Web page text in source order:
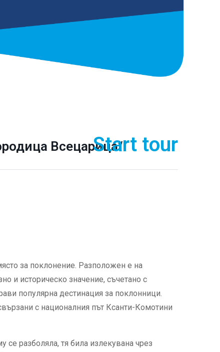
Всецарица“Start tour
за поклонение. Разположен е на
и историческо значение, съчетано с
популярна дестинация за поклонници.
с националния път Ксанти-Комотини
разболяла, тя била излекувана чрез